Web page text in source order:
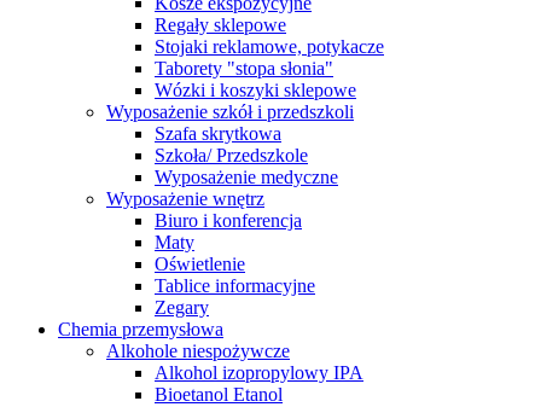
Regały sklepowe
Stojaki reklamowe, potykacze
Taborety "stopa słonia"
Wózki i koszyki sklepowe
Wyposażenie szkół i przedszkoli
Szafa skrytkowa
Szkoła/ Przedszkole
Wyposażenie medyczne
Wyposażenie wnętrz
Biuro i konferencja
Maty
Oświetlenie
Tablice informacyjne
Zegary
Chemia przemysłowa
Alkohole niespożywcze
Alkohol izopropylowy IPA
Bioetanol Etanol